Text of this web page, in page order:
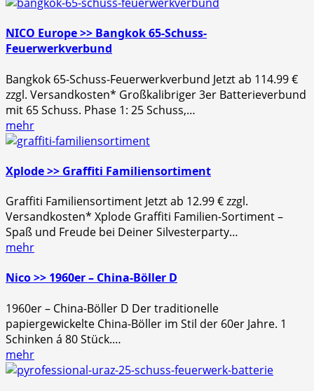
NICO Europe >> Bangkok 65-Schuss-
Feuerwerkverbund
Bangkok 65-Schuss-Feuerwerkverbund Jetzt ab 114.99 €
zzgl. Versandkosten* Großkalibriger 3er Batterieverbund
mit 65 Schuss. Phase 1: 25 Schuss,…
mehr
Xplode >> Graffiti Familiensortiment
Graffiti Familiensortiment Jetzt ab 12.99 € zzgl.
Versandkosten* Xplode Graffiti Familien-Sortiment –
Spaß und Freude bei Deiner Silvesterparty…
mehr
Nico >> 1960er – China-Böller D
1960er – China-Böller D Der traditionelle
papiergewickelte China-Böller im Stil der 60er Jahre. 1
Schinken á 80 Stück.…
mehr